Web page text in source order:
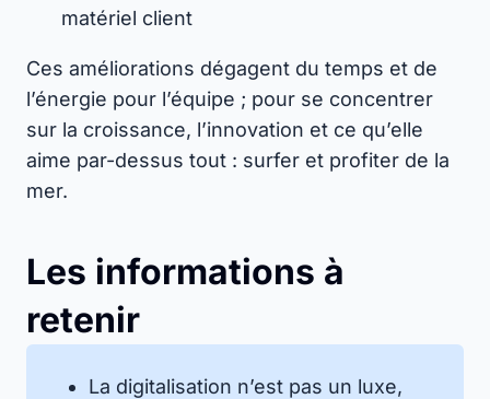
matériel client
Ces améliorations dégagent du temps et de
l’énergie pour l’équipe ; pour se concentrer
sur la croissance, l’innovation et ce qu’elle
aime par-dessus tout : surfer et profiter de la
mer.
Les informations à
retenir
La digitalisation n’est pas un luxe,